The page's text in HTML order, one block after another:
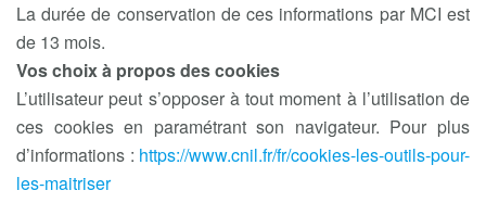
La durée de conservation de ces informations par MCI est
de 13 mois.
Vos choix à propos des cookies
L’utilisateur peut s’opposer à tout moment à l’utilisation de
ces cookies en paramétrant son navigateur. Pour plus
d’informations : https://www.cnil.fr/fr/cookies-les-outils-pour-
les-maitriser